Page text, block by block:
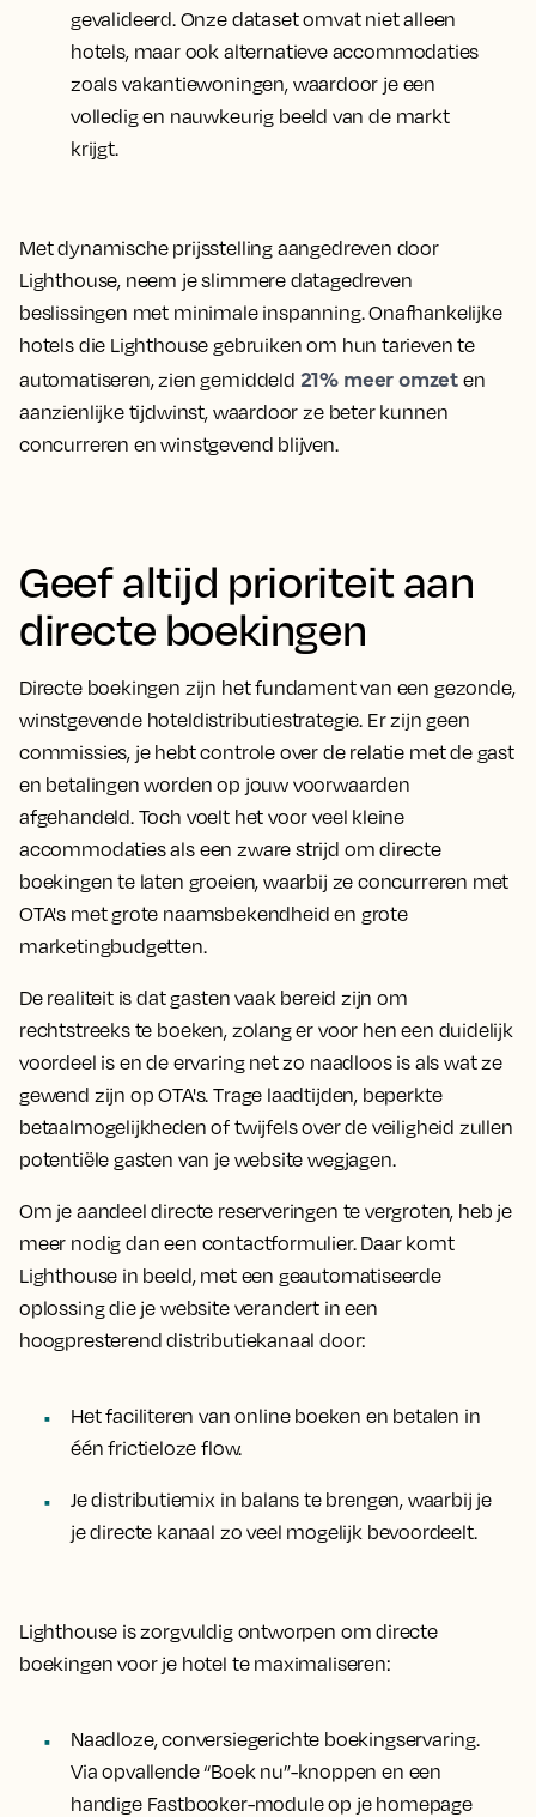
gevalideerd. Onze dataset omvat niet alleen
hotels, maar ook alternatieve accommodaties
zoals vakantiewoningen, waardoor je een
volledig en nauwkeurig beeld van de markt
krijgt.
Met dynamische prijsstelling aangedreven door
Lighthouse, neem je slimmere datagedreven
beslissingen met minimale inspanning. Onafhankelijke
hotels die Lighthouse gebruiken om hun tarieven te
automatiseren, zien gemiddeld 21% meer omzet en
aanzienlijke tijdwinst, waardoor ze beter kunnen
concurreren en winstgevend blijven.
Geef altijd prioriteit aan
directe boekingen
Directe boekingen zijn het fundament van een gezonde,
winstgevende hoteldistributiestrategie. Er zijn geen
commissies, je hebt controle over de relatie met de gast
en betalingen worden op jouw voorwaarden
afgehandeld. Toch voelt het voor veel kleine
accommodaties als een zware strijd om directe
boekingen te laten groeien, waarbij ze concurreren met
OTA's met grote naamsbekendheid en grote
marketingbudgetten.
De realiteit is dat gasten vaak bereid zijn om
rechtstreeks te boeken, zolang er voor hen een duidelijk
voordeel is en de ervaring net zo naadloos is als wat ze
gewend zijn op OTA's. Trage laadtijden, beperkte
betaalmogelijkheden of twijfels over de veiligheid zullen
potentiële gasten van je website wegjagen.
Om je aandeel directe reserveringen te vergroten, heb je
meer nodig dan een contactformulier. Daar komt
Lighthouse in beeld, met een geautomatiseerde
oplossing die je website verandert in een
hoogpresterend distributiekanaal door:
Het faciliteren van online boeken en betalen in
één frictieloze flow.
Je distributiemix in balans te brengen, waarbij je
je directe kanaal zo veel mogelijk bevoordeelt.
Lighthouse is zorgvuldig ontworpen om directe
boekingen voor je hotel te maximaliseren:
Naadloze, conversiegerichte boekingservaring.
Via opvallende “Boek nu”-knoppen en een
handige Fastbooker-module op je homepage